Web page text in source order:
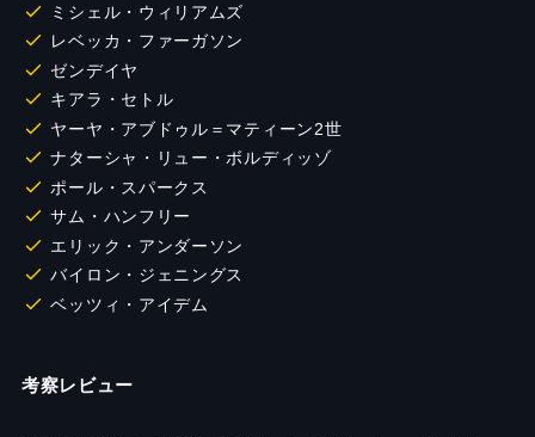
ミシェル・ウィリアムズ
レベッカ・ファーガソン
ゼンデイヤ
キアラ・セトル
ヤーヤ・アブドゥル＝マティーン2世
ナターシャ・リュー・ボルディッゾ
ポール・スパークス
サム・ハンフリー
エリック・アンダーソン
バイロン・ジェニングス
ベッツィ・アイデム
考察レビュー